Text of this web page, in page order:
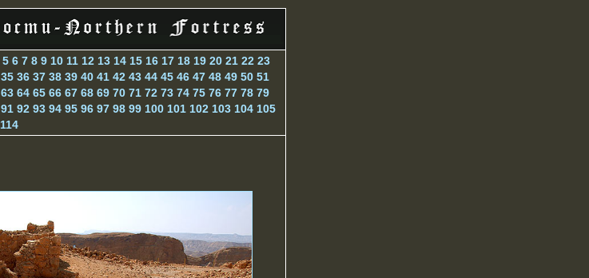
5 6 7 8 9 10 11 12 13 14 15 16 17 18 19 20 21 22 23
35 36 37 38 39 40 41 42 43 44 45 46 47 48 49 50 51
63 64 65 66 67 68 69 70 71 72 73 74 75 76 77 78 79
91 92 93 94 95 96 97 98 99 100 101 102 103 104 105
114